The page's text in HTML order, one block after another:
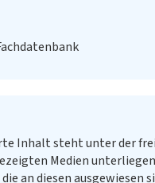
Inhalt steht unter der
Medien
an diesen ausgewiesen